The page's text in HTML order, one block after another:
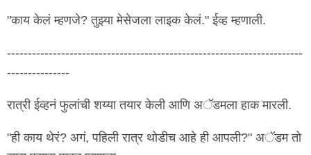
"काय केलं म्हणजे? तुझ्या मेसेजला लाइक केलं." ईव्ह म्हणाली.
-----------------------------------------------------------------------
---------------
रात्री ईव्हनं फुलांची शय्या तयार केली आणि अॅडमला हाक मारली.
"ही काय थेरं? अगं, पहिली रात्र थोडीच आहे ही आपली?" अॅडम तो